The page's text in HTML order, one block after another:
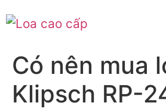
Có nên mua
Klipsch RP-